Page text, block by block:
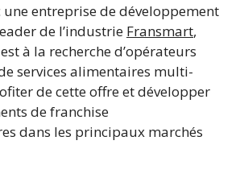
une entreprise de développement
de l’industrie Fransmart,
à la recherche d’opérateurs
services alimentaires multi-
de cette offre et développer
de franchise
dans les principaux marchés